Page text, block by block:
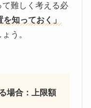
難しく考える必
を知っておく」
う。
場合：上限額